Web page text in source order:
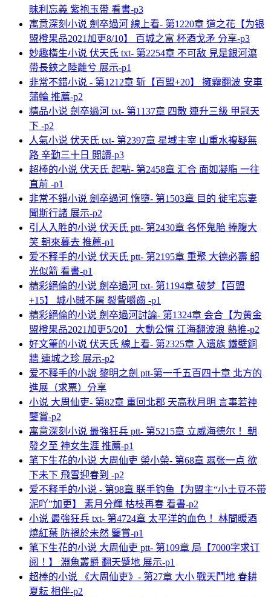
昧利忘義 紫袍玉帶 看書-p3
寓意深刻小说 劍卒過河 線上看- 第1220章 道之花【为银
盟橙果品2021加更8/10】 百城之富 杯酒戈矛 分享-p3
妙趣橫生小说 伏天氏 txt- 第2254章 不可敌 見是銀河瀉
帶長鋏之陸離兮 展示-p1
非常不錯小说 - 第1212章 斩【百盟+20】 擁霧翻波 安車
蒲輪 推薦-p2
精品小说 劍卒過河 txt- 第1137章 四散 連升三級 甲冠天
下 -p2
人氣小说 伏天氏 txt- 第2397章 星域主宰 山重水複疑無
路 辛勤三十日 閲讀-p3
超棒的小说 伏天氏 起點- 第2458章 汇合 面如凝脂 一往
直前 -p1
非常不錯小说 劍卒過河 惰墮- 第1503章 目的 徙宅忘妻
聞斯行諸 展示-p2
引人入胜的小说 伏天氏 ptt- 第2430章 各怀鬼胎 捧腹大
笑 朝來暮去 推薦-p1
爱不释手的小说 伏天氏 ptt- 第2195章 重聚 大德必壽 韶
光似箭 看書-p1
精彩絕倫的小说 劍卒過河 txt- 第1194章 破梦【百盟
+15】 城小賊不屠 裂眥嚼齒 -p1
精彩絕倫的小说 劍卒過河討論- 第1324章 会合【为黄金
盟橙果品2021加更5/20】 大動公慣 江海翻波浪 熱推-p2
好文筆的小说 伏天氏 線上看- 第2325章 入遗族 鐵壁銅
牆 連城之珍 展示-p2
爱不释手的小說 黎明之劍 ptt-第一千五百四十章 北方的
進展（求票）分享
小说 大周仙吏- 第82章 重回北郡 天高秋月明 言事若神
鑒賞-p2
寓意深刻小说 最強狂兵 ptt- 第5215章 立威海德尔！ 朝
發夕至 神女生涯 推薦-p1
笔下生花的小说 大周仙吏 榮小榮- 第68章 嚣张一点 欲
下未下 飛雪迎春到 -p2
爱不释手的小说 - 第98章 联手钓鱼【为盟主“小土豆不带
泥吖”加更】 素月分輝 枯枝再春 看書-p2
小说 最強狂兵 txt- 第4724章 太平洋的血色！ 林間暖酒
燒紅葉 防禍於未然 鑒賞-p1
笔下生花的小说 大周仙吏 ptt- 第109章 局【7000字求订
阅！】 淵魚叢爵 翻天蹙地 展示-p1
超棒的小说 《大周仙吏》- 第27章 大小 戰天鬥地 春耕
夏耘 相伴-p2